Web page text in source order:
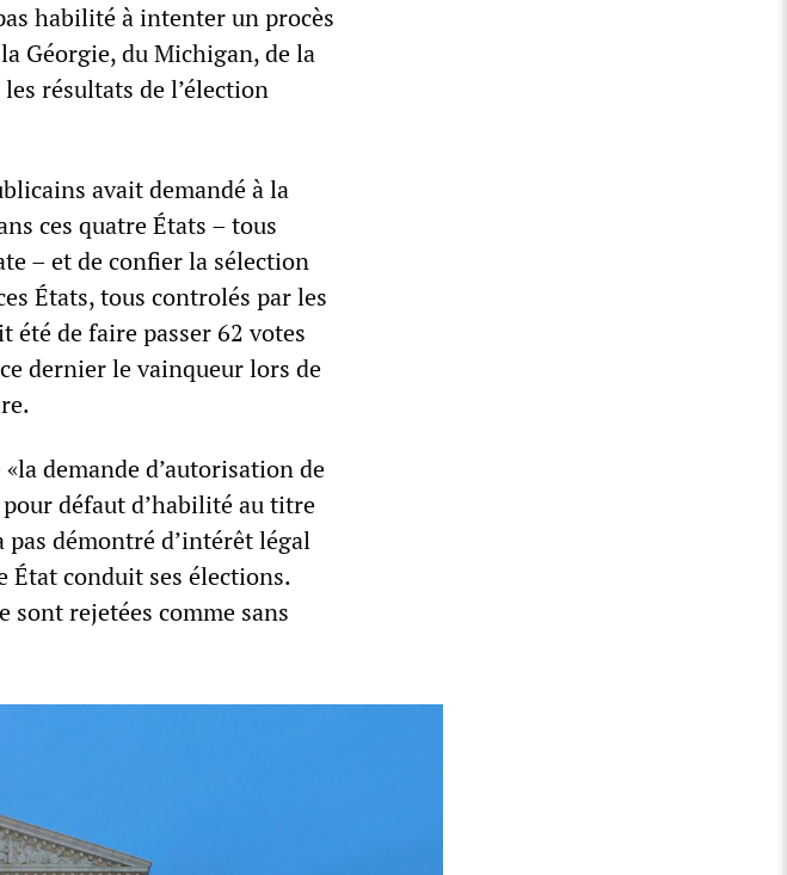
habilité à intenter un procès
Géorgie, du Michigan, de la
résultats de l’élection
avait demandé à la
ces quatre États – tous
– et de confier la sélection
États, tous controlés par les
été de faire passer 62 votes
dernier le vainqueur lors de
demande d’autorisation de
défaut d’habilité au titre
pas démontré d’intérêt légal
État conduit ses élections.
sont rejetées comme sans